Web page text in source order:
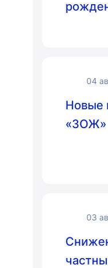
04
Новые
«ЗОЖ»
03